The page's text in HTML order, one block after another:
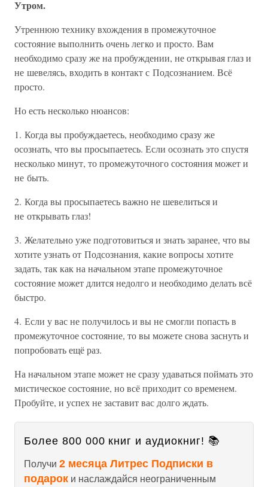
Утром.
Утреннюю технику вхождения в промежуточное
состояние выполнить очень легко и просто. Вам
необходимо сразу же на пробуждении, не открывая глаз и
не шевелясь, входить в контакт с Подсознанием. Всё
просто.
Но есть несколько нюансов:
1. Когда вы пробуждаетесь, необходимо сразу же
осознать, что вы просыпаетесь. Если осознать это спустя
несколько минут, то промежуточного состояния может и
не быть.
2. Когда вы просыпаетесь важно не шевелиться и
не открывать глаз!
3. Желательно уже подготовиться и знать заранее, что вы
хотите узнать от Подсознания, какие вопросы хотите
задать, так как на начальном этапе промежуточное
состояние может длится недолго и необходимо делать всё
быстро.
4. Если у вас не получилось и вы не смогли попасть в
промежуточное состояние, то вы можете снова заснуть и
попробовать ещё раз.
На начальном этапе может не сразу удаваться поймать это
мистическое состояние, но всё приходит со временем.
Пробуйте, и успех не заставит вас долго ждать.
Более 800 000 книг и аудиокниг! 📚
Получи 2 месяца Литрес Подписки в
подарок и наслаждайся неограниченным